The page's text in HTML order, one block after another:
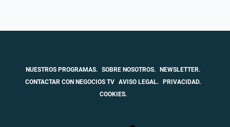
NUESTROS PROGRAMAS. SOBRE NOSOTROS.
NEWSLETTER.
CONTACTAR CON NEGOCIOS TV AVISO LEGAL.
PRIVACIDAD.
COOKIES.